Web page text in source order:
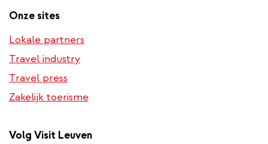
Onze sites
Lokale partners
Travel industry
Travel press
Zakelijk toerisme
Volg Visit Leuven